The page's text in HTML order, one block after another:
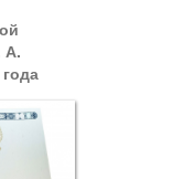
А.